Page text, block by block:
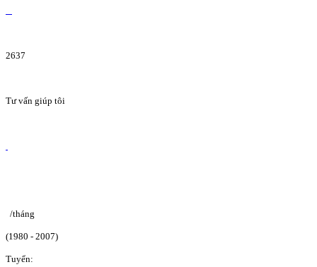
2637
Tư vấn giúp tôi
/tháng
(1980 - 2007)
Tuyển: